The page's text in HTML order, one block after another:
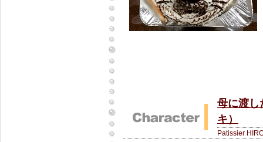
母に渡し
キ）
Patissier